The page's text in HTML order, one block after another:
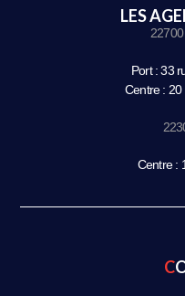
LES
Port : 33
Centre : 20
Centre :